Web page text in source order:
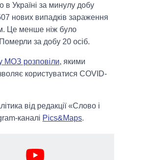
Україні за минулу добу
нових випадків зараження
Це менше ніж було
за добу 20 осіб.
МОЗ розповіли, якими
користуватися COVID-
від редакції «Слово і
каналі Pics&Maps.